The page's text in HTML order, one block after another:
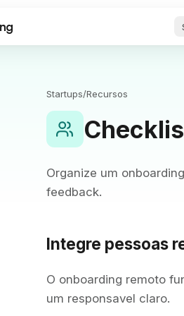
tags, sprints e estimativas
integrada
Startups/Recursos
Organize um
feedback.
Integre pessoas
O onboarding remoto
um responsavel claro.